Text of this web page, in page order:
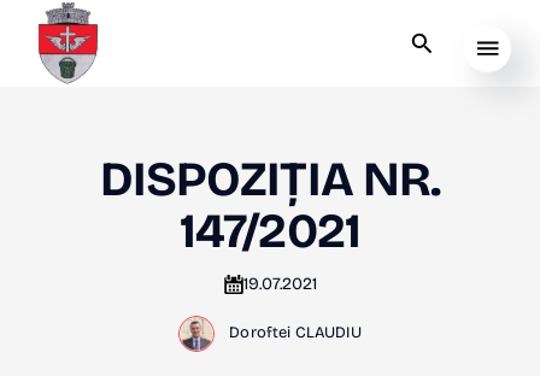
DISPOZIȚIA NR.
147/2021
19.07.2021
Doroftei CLAUDIU